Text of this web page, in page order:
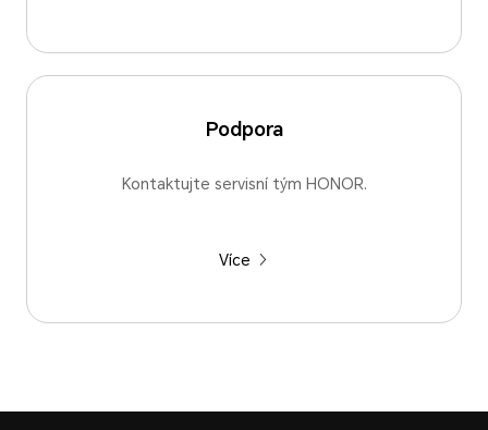
Podpora
Kontaktujte servisní tým HONOR.
Více